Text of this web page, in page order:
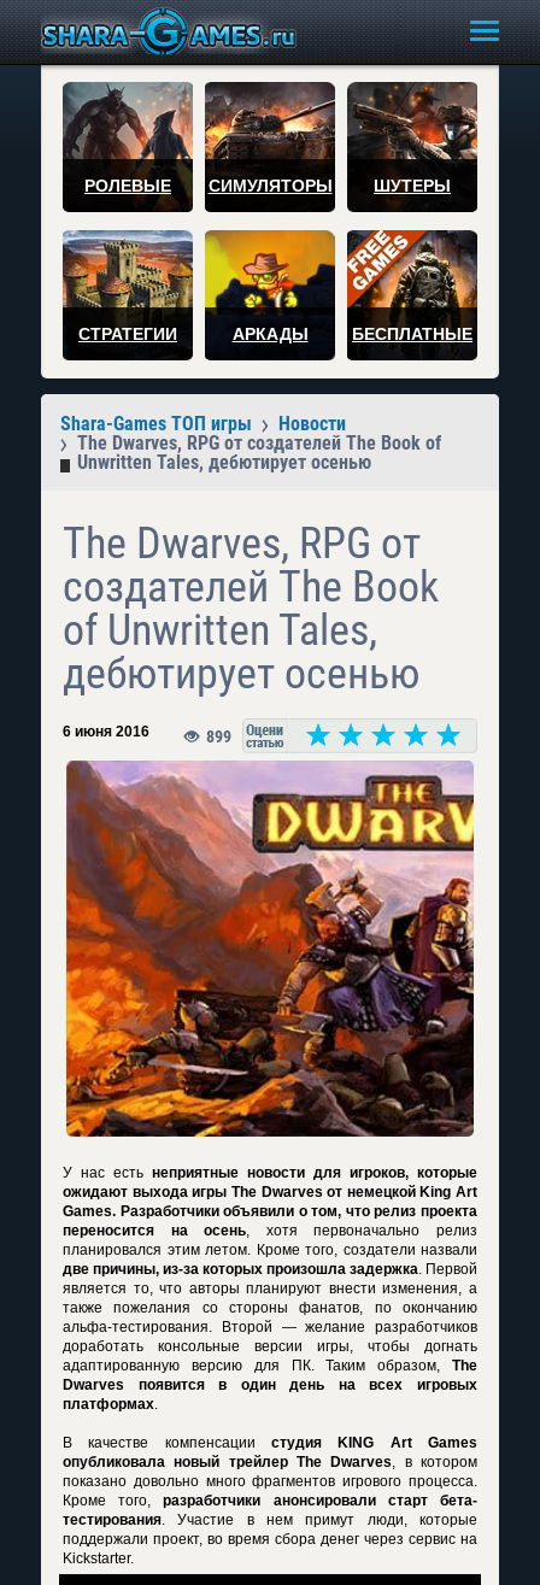
РОЛЕВЫЕ СИМУЛЯТОРЫ ШУТЕРЫ
СТРАТЕГИИ АРКАДЫ БЕСПЛАТНЫЕ
Shara-Games ТОП игры
Новости
The Dwarves, RPG от создателей The Book of
Unwritten Tales, дебютирует осенью
The Dwarves, RPG от
создателей The Book
of Unwritten Tales,
дебютирует осенью
6 июня 2016 899
У нас есть неприятные новости для игроков, которые
ожидают выхода игры The Dwarves от немецкой King Art
Games. Разработчики объявили о том, что релиз проекта
переносится на осень, хотя первоначально релиз
планировался этим летом. Кроме того, создатели назвали
две причины, из-за которых произошла задержка. Первой
является то, что авторы планируют внести изменения, а
также пожелания со стороны фанатов, по окончанию
альфа-тестирования. Второй — желание разработчиков
доработать консольные версии игры, чтобы догнать
адаптированную версию для ПК. Таким образом, The
Dwarves появится в один день на всех игровых
платформах.
В качестве компенсации студия KING Art Games
опубликовала новый трейлер The Dwarves, в котором
показано довольно много фрагментов игрового процесса.
Кроме того,разработчики анонсировали старт бета-
тестирования. Участие в нем примут люди, которые
поддержали проект, во время сбора денег через сервис на
Kickstarter.